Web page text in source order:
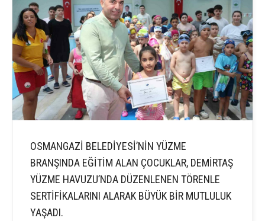
OSMANGAZİ BELEDİYESİ’NİN YÜZME
BRANŞINDA EĞİTİM ALAN ÇOCUKLAR, DEMİRTAŞ
YÜZME HAVUZU’NDA DÜZENLENEN TÖRENLE
SERTİFİKALARINI ALARAK BÜYÜK BİR MUTLULUK
YAŞADI.